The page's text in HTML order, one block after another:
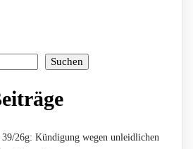
Suchen
26g: Kündigung wegen unleidlichen